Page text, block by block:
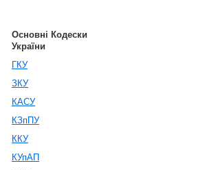
Основні Кодески
України
ГКУ
ЗКУ
КАСУ
КЗпПУ
ККУ
КУпАП